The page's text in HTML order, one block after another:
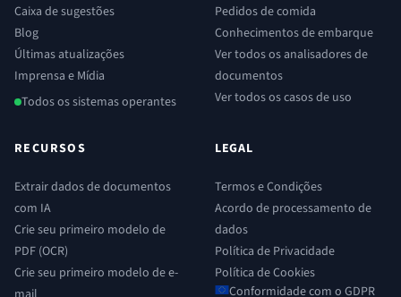
Caixa de sugestões
Blog
Últimas atualizações
Imprensa e Mídia
Todos os sistemas operantes
Pedidos de comida
Conhecimentos de embarque
Ver todos os analisadores de
documentos
Ver todos os casos de uso
RECURSOS
Extrair dados de documentos
com IA
Crie seu primeiro modelo de
PDF (OCR)
Crie seu primeiro modelo de e-
LEGAL
Termos e Condições
Acordo de processamento de
dados
Política de Privacidade
Política de Cookies
Conformidade com o GDPR